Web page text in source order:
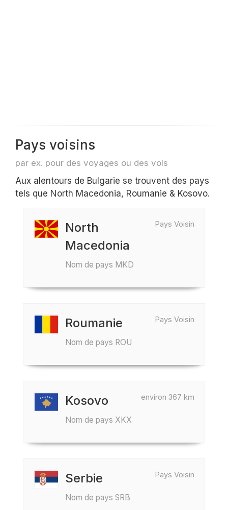
Pays voisins
par ex. pour des voyages ou des vols
Aux alentours de Bulgarie se trouvent des pays
tels que North Macedonia, Roumanie & Kosovo.
Pays Voisin
North
Macedonia
Nom de pays MKD
Pays Voisin
Roumanie
Nom de pays ROU
environ 367 km
Kosovo
Nom de pays XKX
Pays Voisin
Serbie
Nom de pays SRB